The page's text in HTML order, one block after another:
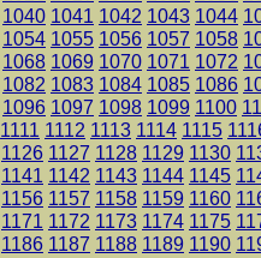
1040 1041 1042 1043 1044
1054 1055 1056 1057 1058
1068 1069 1070 1071 1072
1082 1083 1084 1085 1086
1096 1097 1098 1099 1100
1111 1112 1113 1114 1115
1126 1127 1128 1129 1130
1141 1142 1143 1144 1145
1156 1157 1158 1159 1160
1171 1172 1173 1174 1175
1186 1187 1188 1189 1190